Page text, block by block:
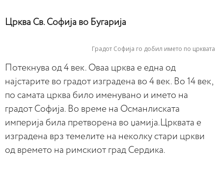
Црква Св. Софија во Бугарија
Градот Софија го добил името по црквата
Потекнува од 4 век. Оваа црква е една од
најстарите во градот изградена во 4 век. Во 14 век,
по самата црква било именувано и името на
градот Софија. Во време на Османлиската
империја била претворена во џамија.Црквата е
изградена врз темелите на неколку стари цркви
од времето на римскиот град Сердика.